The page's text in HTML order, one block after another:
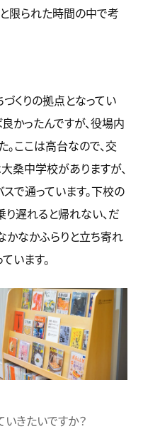
と限られた時間の中で考
くりの拠点となってい
かったんですが、役場内
ここは高台なので、交
桑中学校がありますが、
で通っています。下校の
り遅れると帰れない、だ
かなかふらりと立ち寄れ
います。
きたいですか？